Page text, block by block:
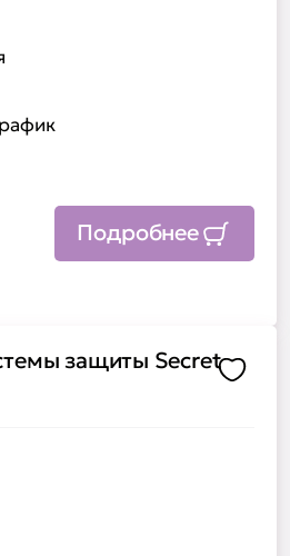
Подробнее
защиты Secret